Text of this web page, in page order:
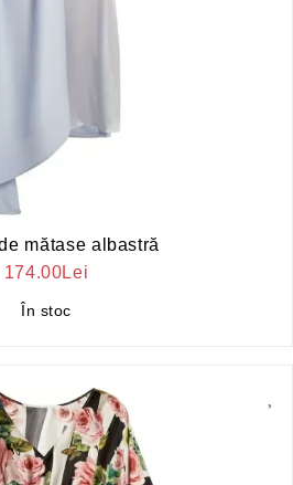
mătase albastră
174.00Lei
În stoc